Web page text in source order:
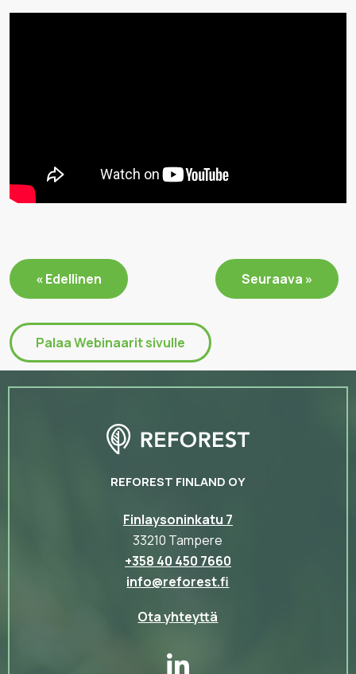
« Edellinen Seuraava »
Palaa Webinaarit sivulle
REFOREST FINLAND OY
Finlaysoninkatu 7
33210 Tampere
+358 40 450 7660
info@reforest.fi
Ota yhteyttä